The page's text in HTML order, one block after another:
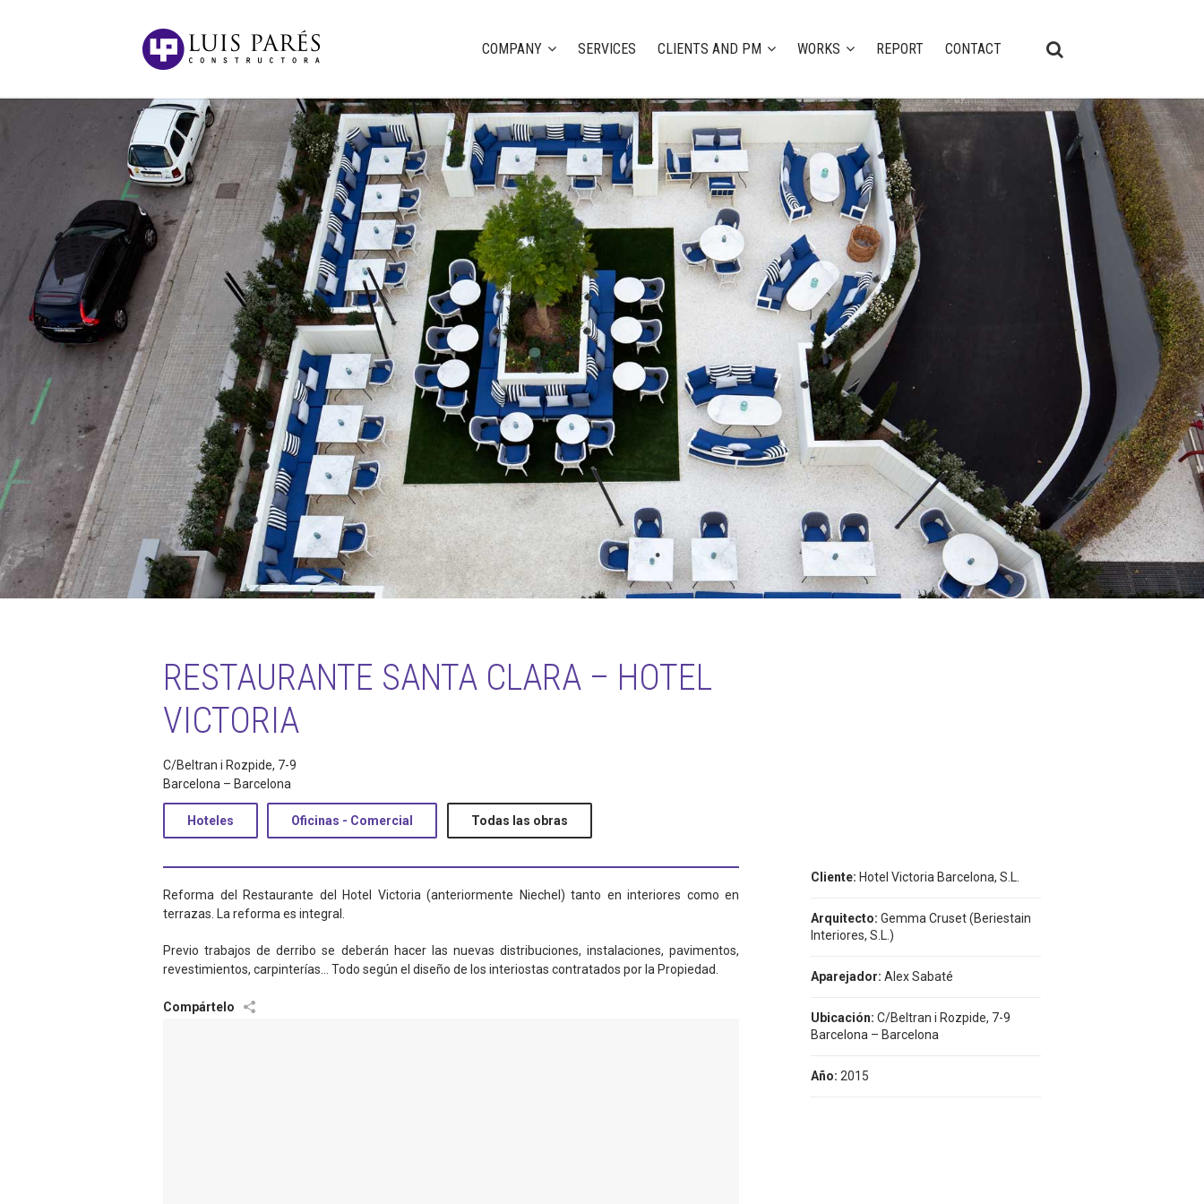
COMPANY SERVICES CLIENTS AND PM WORKS REPORT CONTACT
RESTAURANTE SANTA CLARA – HOTEL
VICTORIA
C/Beltran i Rozpide, 7-9
Barcelona – Barcelona
Hoteles Oficinas - Comercial Todas las obras
Reforma del Restaurante del Hotel Victoria (anteriormente Niechel) tanto en interiores como en
terrazas. La reforma es integral.
Previo trabajos de derribo se deberán hacer las nuevas distribuciones, instalaciones, pavimentos,
revestimientos, carpinterías… Todo según el diseño de los interiostas contratados por la Propiedad.
Cliente: Hotel Victoria Barcelona, S.L.
Arquitecto: Gemma Cruset (Beriestain
Interiores, S.L.)
Aparejador: Alex Sabaté
Ubicación: C/Beltran i Rozpide, 7-9
Barcelona – Barcelona
Año: 2015